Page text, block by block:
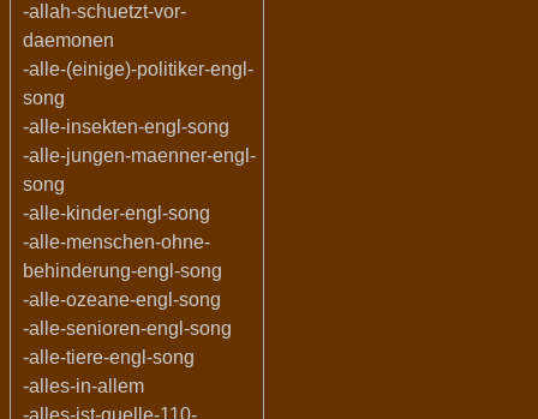
-allah-schuetzt-vor-
daemonen
-alle-(einige)-politiker-engl-
song
-alle-insekten-engl-song
-alle-jungen-maenner-engl-
song
-alle-kinder-engl-song
-alle-menschen-ohne-
behinderung-engl-song
-alle-ozeane-engl-song
-alle-senioren-engl-song
-alle-tiere-engl-song
-alles-in-allem
-alles-ist-quelle-110-